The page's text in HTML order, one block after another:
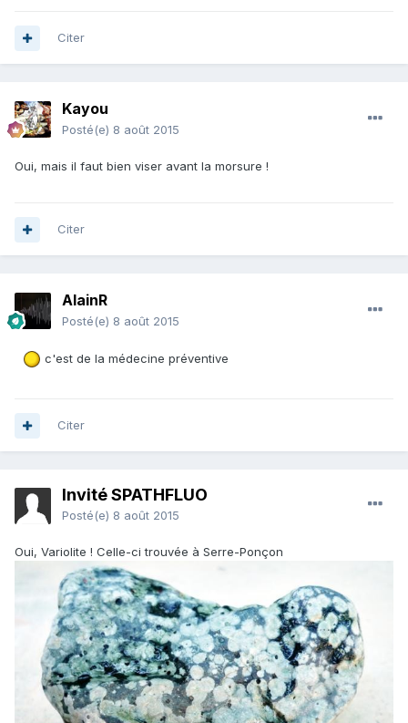
Citer
Kayou
Posté(e) 8 août 2015
Oui, mais il faut bien viser avant la morsure !
Citer
AlainR
Posté(e) 8 août 2015
c'est de la médecine préventive
Citer
Invité SPATHFLUO
Posté(e) 8 août 2015
Oui, Variolite ! Celle-ci trouvée à Serre-Ponçon